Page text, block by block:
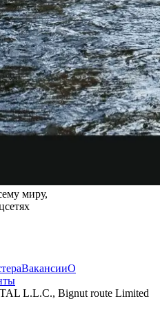
миру,
ВакансииО
L.L.C., Bignut route Limited